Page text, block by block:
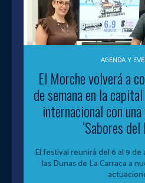
AGENDA Y
El Morche volverá a
de semana en la
internacional con
‘Sabores
El festival reunirá del 6 al 9
las Dunas de La Carraca a